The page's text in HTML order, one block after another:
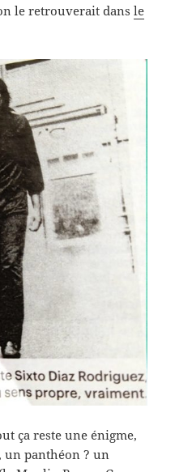
le retrouverait dansle
ça reste une énigme,
un panthéon ? un